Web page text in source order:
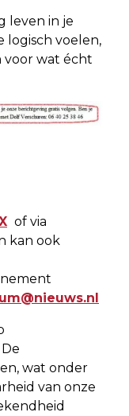
leven in je
logisch voelen,
voor wat écht
of via
kan ook
wat onder
van onze